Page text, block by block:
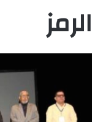
الرمز